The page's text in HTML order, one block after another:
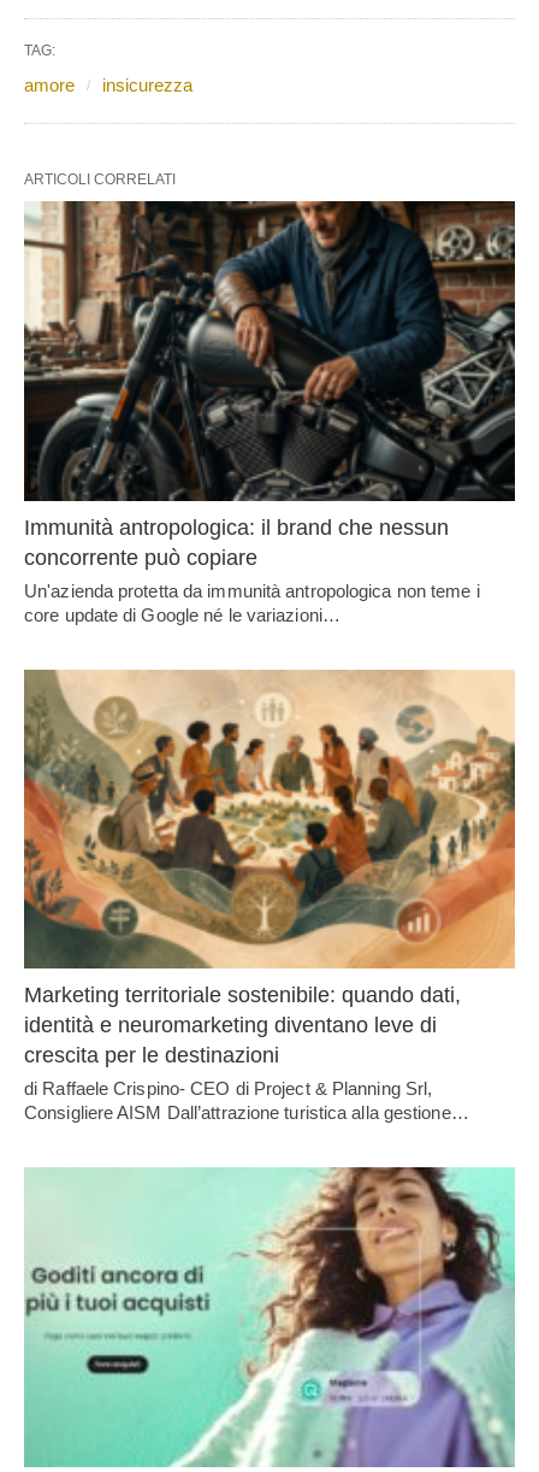
TAG:
amore insicurezza
ARTICOLI CORRELATI
Immunità antropologica: il brand che nessun
concorrente può copiare
Un'azienda protetta da immunità antropologica non teme i
core update di Google né le variazioni…
Marketing territoriale sostenibile: quando dati,
identità e neuromarketing diventano leve di
crescita per le destinazioni
di Raffaele Crispino- CEO di Project & Planning Srl,
Consigliere AISM Dall’attrazione turistica alla gestione…